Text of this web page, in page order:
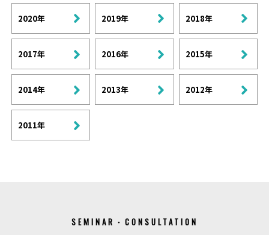
2020年 2019年 2018年
2017年 2016年 2015年
2014年 2013年 2012年
2011年
SEMINAR・CONSULTATION